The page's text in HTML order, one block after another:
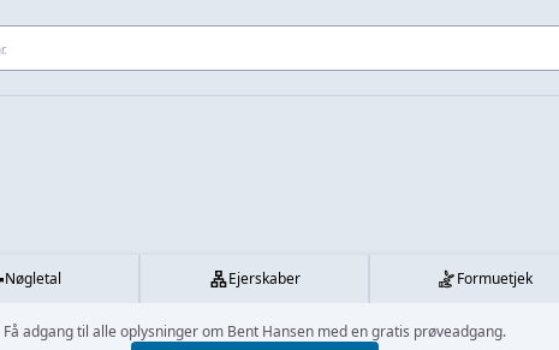
Nøgletal Ejerskaber Formuetjek
Få adgang til alle oplysninger om Bent Hansen med en gratis prøveadgang.